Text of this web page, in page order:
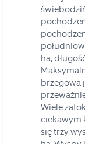
ha,
brzegowa
Wiele
ciekawym
się trzy